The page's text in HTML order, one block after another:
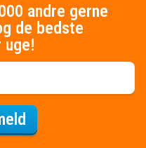
andre gerne
de bedste
uge!